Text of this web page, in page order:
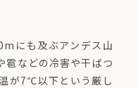
にも及ぶアンデス山
雹などの冷害や干ばつ
が7℃以下という厳し